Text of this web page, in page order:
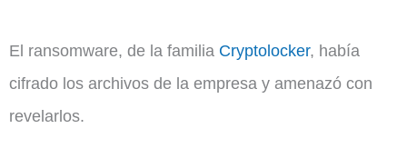
El ransomware, de la familia Cryptolocker, había
cifrado los archivos de la empresa y amenazó con
revelarlos.